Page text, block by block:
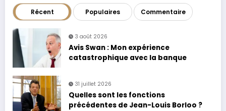
Récent Populaires Commentaire
3 août 2026
Avis Swan : Mon expérience
catastrophique avec la banque
31 juillet 2026
Quelles sont les fonctions
précédentes de Jean-Louis Borloo ?